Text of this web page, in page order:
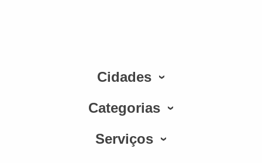
Cidades
Categorias
Serviços